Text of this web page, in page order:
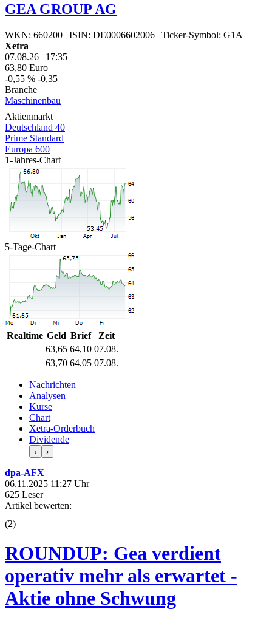
GEA GROUP AG
WKN: 660200 | ISIN: DE0006602006 | Ticker-Symbol: G1A
Xetra
07.08.26 | 17:35
63,80 Euro
-0,55 % -0,35
Branche
Maschinenbau
Aktienmarkt
Deutschland 40
Prime Standard
Europa 600
1-Jahres-Chart
5-Tage-Chart
Realtime Geld Brief
Zeit
63,65 64,10 07.08.
63,70 64,05 07.08.
Nachrichten
Analysen
Kurse
Chart
Xetra-Orderbuch
Dividende
‹ ›
dpa-AFX
06.11.2025 11:27 Uhr
625 Leser
Artikel bewerten:
(2)
ROUNDUP: Gea verdient
operativ mehr als erwartet -
Aktie ohne Schwung